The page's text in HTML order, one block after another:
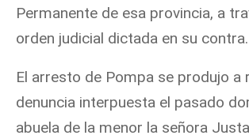
Permanente de esa provincia, a
orden judicial dictada en su contra.
El arresto de Pompa se produjo a
denuncia interpuesta el pasado
abuela de la menor la señora